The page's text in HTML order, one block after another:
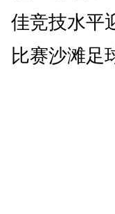
佳竞技水平
比赛沙滩足